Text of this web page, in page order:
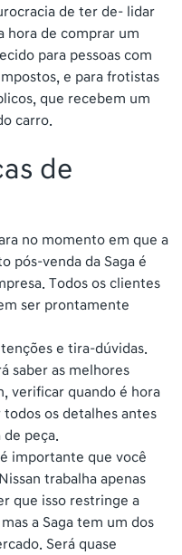
de ter de- lidar
hora de comprar um
para pessoas com
e para frotistas
que recebem um
carro.
de
no momento em que a
pós-venda da Saga é
Todos os clientes
ser prontamente
e tira-dúvidas.
saber as melhores
verificar quando é hora
todos os detalhes antes
peça.
importante que você
trabalha apenas
que isso restringe a
a Saga tem um dos
Será quase